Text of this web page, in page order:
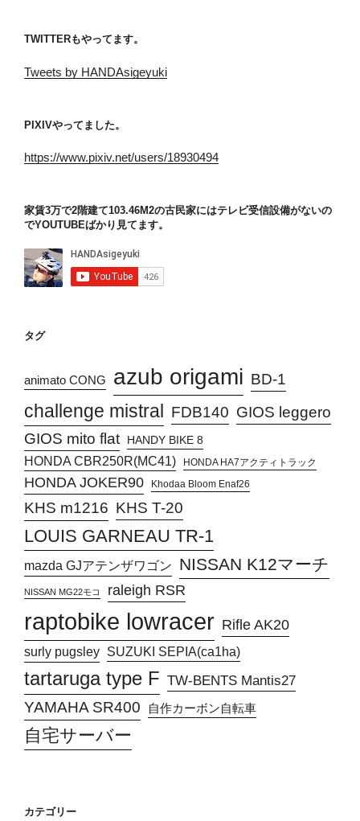
TWITTERもやってます。
Tweets by HANDAsigeyuki
PIXIVやってました。
https://www.pixiv.net/users/18930494
家賃3万で2階建て103.46M2の古民家にはテレビ受信設備がないの
でYOUTUBEばかり見てます。
タグ
animato CONG azub origami BD-1
challenge mistral FDB140 GIOS leggero
GIOS mito flat
HANDY BIKE 8
HONDA CBR250R(MC41) HONDA HA7アクティトラック
HONDA JOKER90 Khodaa Bloom Enaf26
KHS m1216 KHS T-20
LOUIS GARNEAU TR-1
mazda GJアテンザワゴン NISSAN K12マーチ
NISSAN MG22モコ raleigh RSR
raptobike lowracer Rifle AK20
surly pugsley SUZUKI SEPIA(ca1ha)
tartaruga type F TW-BENTS Mantis27
YAMAHA SR400 自作カーボン自転車
自宅サーバー
カテゴリー